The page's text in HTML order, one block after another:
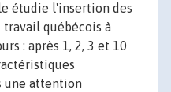
étudie l'insertion des
québécois à
: après 1, 2, 3 et 10
une attention